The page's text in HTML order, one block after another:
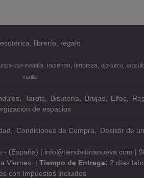
librería, regalo.
con-medalla incienso limpieza ojo-turco
varilla
Tarots Bisutería Brujas Elfos
de espacios
Condiciones de Compra Desistir de
- (España) | info@tiendalunanueva.com |
Viernes. | Tiempo de Entrega: 2 días
con Impuestos incluidos